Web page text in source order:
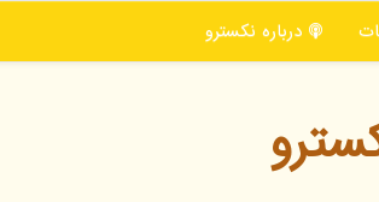
درباره نكسترو